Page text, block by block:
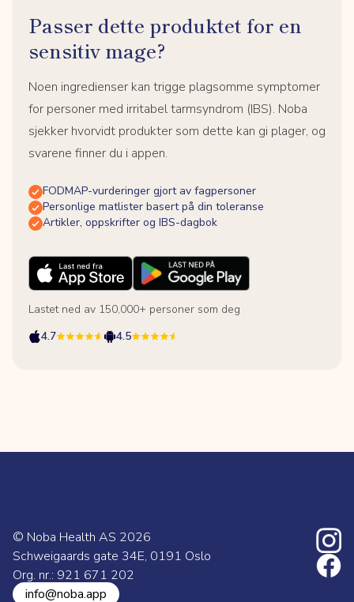
Passer dette produktet for en
sensitiv mage?
Noen ingredienser kan trigge plagsomme symptomer
for personer med irritabel tarmsyndrom (IBS). Noba
sjekker hvorvidt produkter som dette kan gi plager, og
svarene finner du i appen.
FODMAP-vurderinger gjort av fagpersoner
Personlige matlister basert på din toleranse
Artikler, oppskrifter og IBS-dagbok
Lastet ned av 150,000+ personer som deg
4.7
4.5
© Noba Health AS 2026
Schweigaards gate 34E, 0191 Oslo
Org. nr.: 921 671 202
info@noba.app